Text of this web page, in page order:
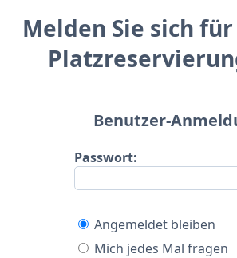
Melden Sie sich
Benutzer-
Passwort:
Angemeldet bleiben
Mich jedes Mal fragen